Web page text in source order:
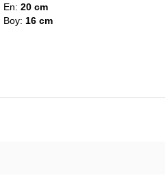
En:20 cm
Boy: 16 cm